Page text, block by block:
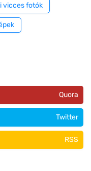
vicces fotók
Quora
Twitter
RSS